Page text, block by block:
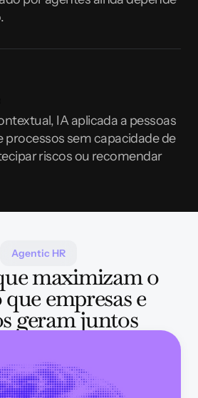
IA aplicada a pessoas
processos sem capacidade de
riscos ou recomendar
Agentic HR
maximizam o
empresas e
geram juntos